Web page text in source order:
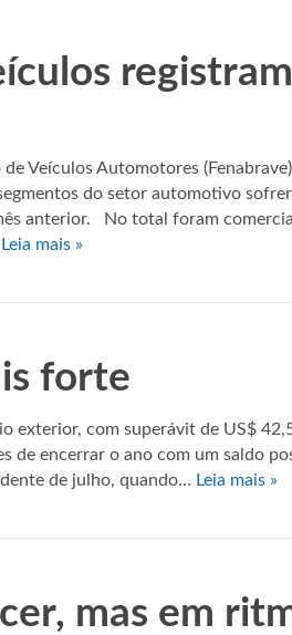
Veículos Automotores
do setor automotivo
anterior. No total foram
Leia mais »
forte
exterior, com superávit de US$
de encerrar o ano com um saldo
de julho, quando… Leia mais »
mas em